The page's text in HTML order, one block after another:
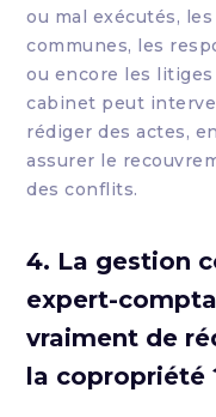
ou mal exécutés,
communes, les
ou encore les
cabinet peut
rédiger des actes,
assurer le
des conflits.
4. La gestion
expert-
vraiment de
la copropriété